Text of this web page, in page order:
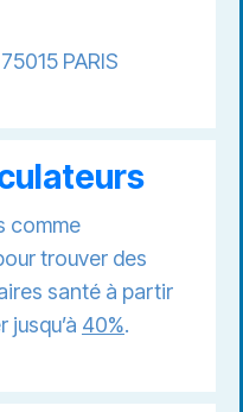
PARIS
comme
trouver des
santé à partir
40%.